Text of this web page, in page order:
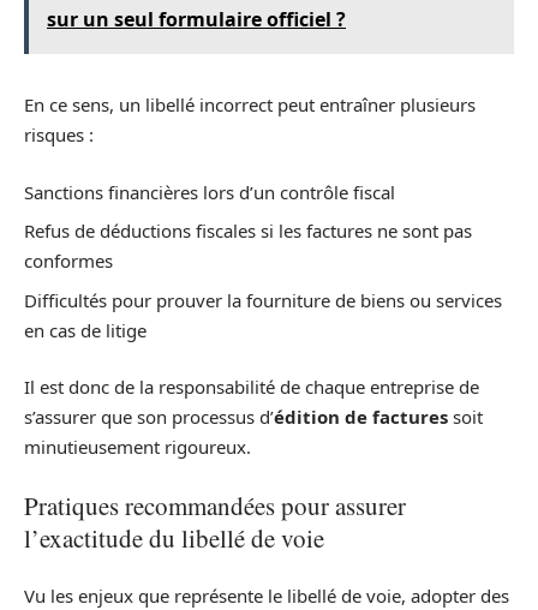
sur un seul formulaire officiel ?
En ce sens, un libellé incorrect peut entraîner plusieurs
risques :
Sanctions financières lors d’un contrôle fiscal
Refus de déductions fiscales si les factures ne sont pas
conformes
Difficultés pour prouver la fourniture de biens ou services
en cas de litige
Il est donc de la responsabilité de chaque entreprise de
s’assurer que son processus d’édition de factures soit
minutieusement rigoureux.
Pratiques recommandées pour assurer
l’exactitude du libellé de voie
Vu les enjeux que représente le libellé de voie, adopter des